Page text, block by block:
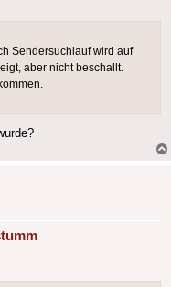
Sendersuchlauf wird auf
aber nicht beschallt.